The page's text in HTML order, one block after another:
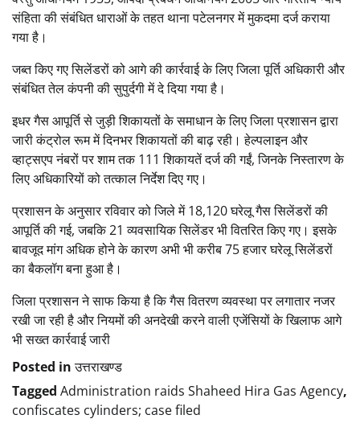
संहिता की संबंधित धाराओं के तहत थाना पटेलनगर में मुकदमा दर्ज कराया
गया है।
जब्त किए गए सिलेंडरों को आगे की कार्रवाई के लिए जिला पूर्ति अधिकारी और
संबंधित तेल कंपनी की सुपुर्दगी में दे दिया गया है।
इधर गैस आपूर्ति से जुड़ी शिकायतों के समाधान के लिए जिला प्रशासन द्वारा
जारी कंट्रोल रूम में दिनभर शिकायतों की बाढ़ रही। हेल्पलाइन और
व्हाट्सएप नंबरों पर शाम तक 111 शिकायतें दर्ज की गईं, जिनके निस्तारण के
लिए अधिकारियों को तत्काल निर्देश दिए गए।
प्रशासन के अनुसार रविवार को जिले में 18,120 घरेलू गैस सिलेंडरों की
आपूर्ति की गई, जबकि 21 व्यवसायिक सिलेंडर भी वितरित किए गए। इसके
बावजूद मांग अधिक होने के कारण अभी भी करीब 75 हजार घरेलू सिलेंडरों
का बैकलॉग बना हुआ है।
जिला प्रशासन ने साफ किया है कि गैस वितरण व्यवस्था पर लगातार नजर
रखी जा रही है और नियमों की अनदेखी करने वाली एजेंसियों के खिलाफ आगे
भी सख्त कार्रवाई जारी
Posted inउत्तराखण्ड
Tagged Administration raids Shaheed Hira Gas Agency,
confiscates cylinders; case filed